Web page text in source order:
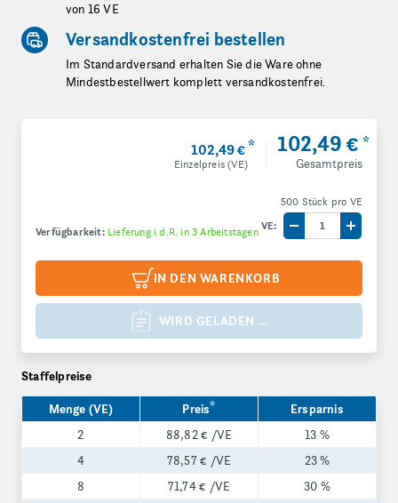
von 16 VE
Versandkostenfrei bestellen
Im Standardversand erhalten Sie die Ware ohne
Mindestbestellwert komplett versandkostenfrei.
102,49 €*
Einzelpreis (VE)
102,49 € *
Gesamtpreis
Verfügbarkeit: Lieferung i.d.R. in 3 Arbeitstagen
500 Stück pro VE
VE:
Menge um eine
Menge
IN DEN WARENKORB
WIRD GELADEN …
Staffelpreise
Menge (VE) Preis*
Ersparnis
2
88,82 € /VE
13 %
4
78,57 € /VE
23 %
8
71,74 € /VE
30 %